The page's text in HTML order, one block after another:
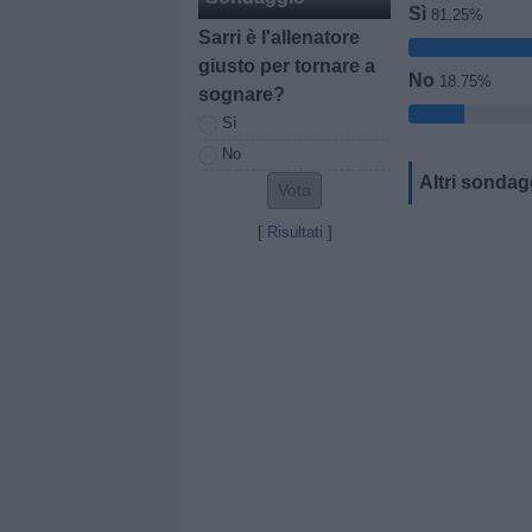
Sarri è l'allenatore
giusto per tornare a
sognare?
Sì
No
[ Risultati ]
Sì 81.25%
No 18.75%
Altri